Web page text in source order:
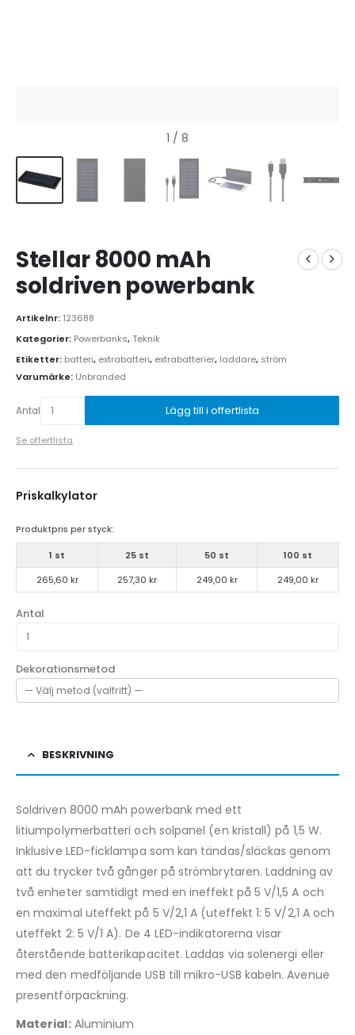
1 / 8
Stellar 8000 mAh
soldriven powerbank
Artikelnr: 123688
Kategorier: Powerbanks,Teknik
Etiketter: batteri, extrabatteri, extrabatterier, laddare, ström
Varumärke: Unbranded
Antal Lägg till i offertlista
Se offertlista
Priskalkylator
Produktpris per styck:
1 st 25 st 50 st
100 st
265,60 kr
257,30 kr 249,00 kr 249,00 kr
Antal
Dekorationsmetod
BESKRIVNING
Soldriven 8000 mAh powerbank med ett
litiumpolymerbatteri och solpanel (en kristall) på 1,5 W.
Inklusive LED-ficklampa som kan tändas/släckas genom
att du trycker två gånger på strömbrytaren. Laddning av
två enheter samtidigt med en ineffekt på 5 V/1,5 A och
en maximal uteffekt på 5 V/2,1 A (uteffekt 1: 5 V/2,1 A och
uteffekt 2: 5 V/1 A). De 4 LED-indikatorerna visar
återstående batterikapacitet. Laddas via solenergi eller
med den medföljande USB till mikro-USB kabeln. Avenue
presentförpackning.
Material:Aluminium